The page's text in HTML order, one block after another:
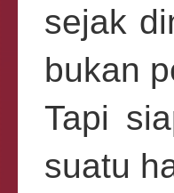
sejak
bukan
Tapi
suatu